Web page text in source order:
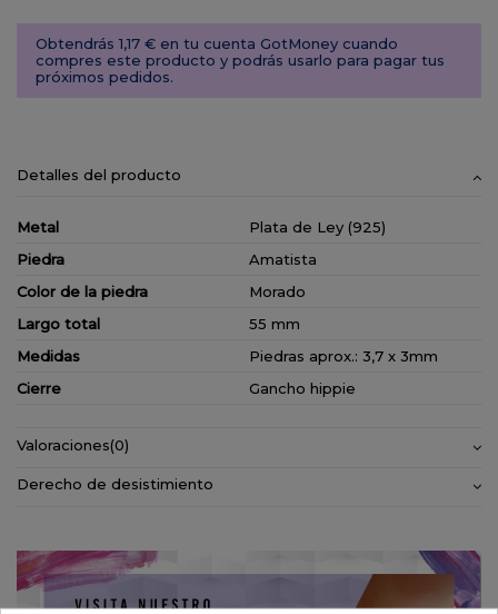
Obtendrás 1,17 € en tu cuenta GotMoney cuando
compres este producto y podrás usarlo para pagar tus
próximos pedidos.
Detalles del producto
Metal
Plata de Ley (925)
Piedra
Amatista
Color de la piedra
Morado
Largo total
55 mm
Medidas
Piedras aprox.: 3,7 x 3mm
Cierre
Gancho hippie
Valoraciones(0)
Derecho de desistimiento